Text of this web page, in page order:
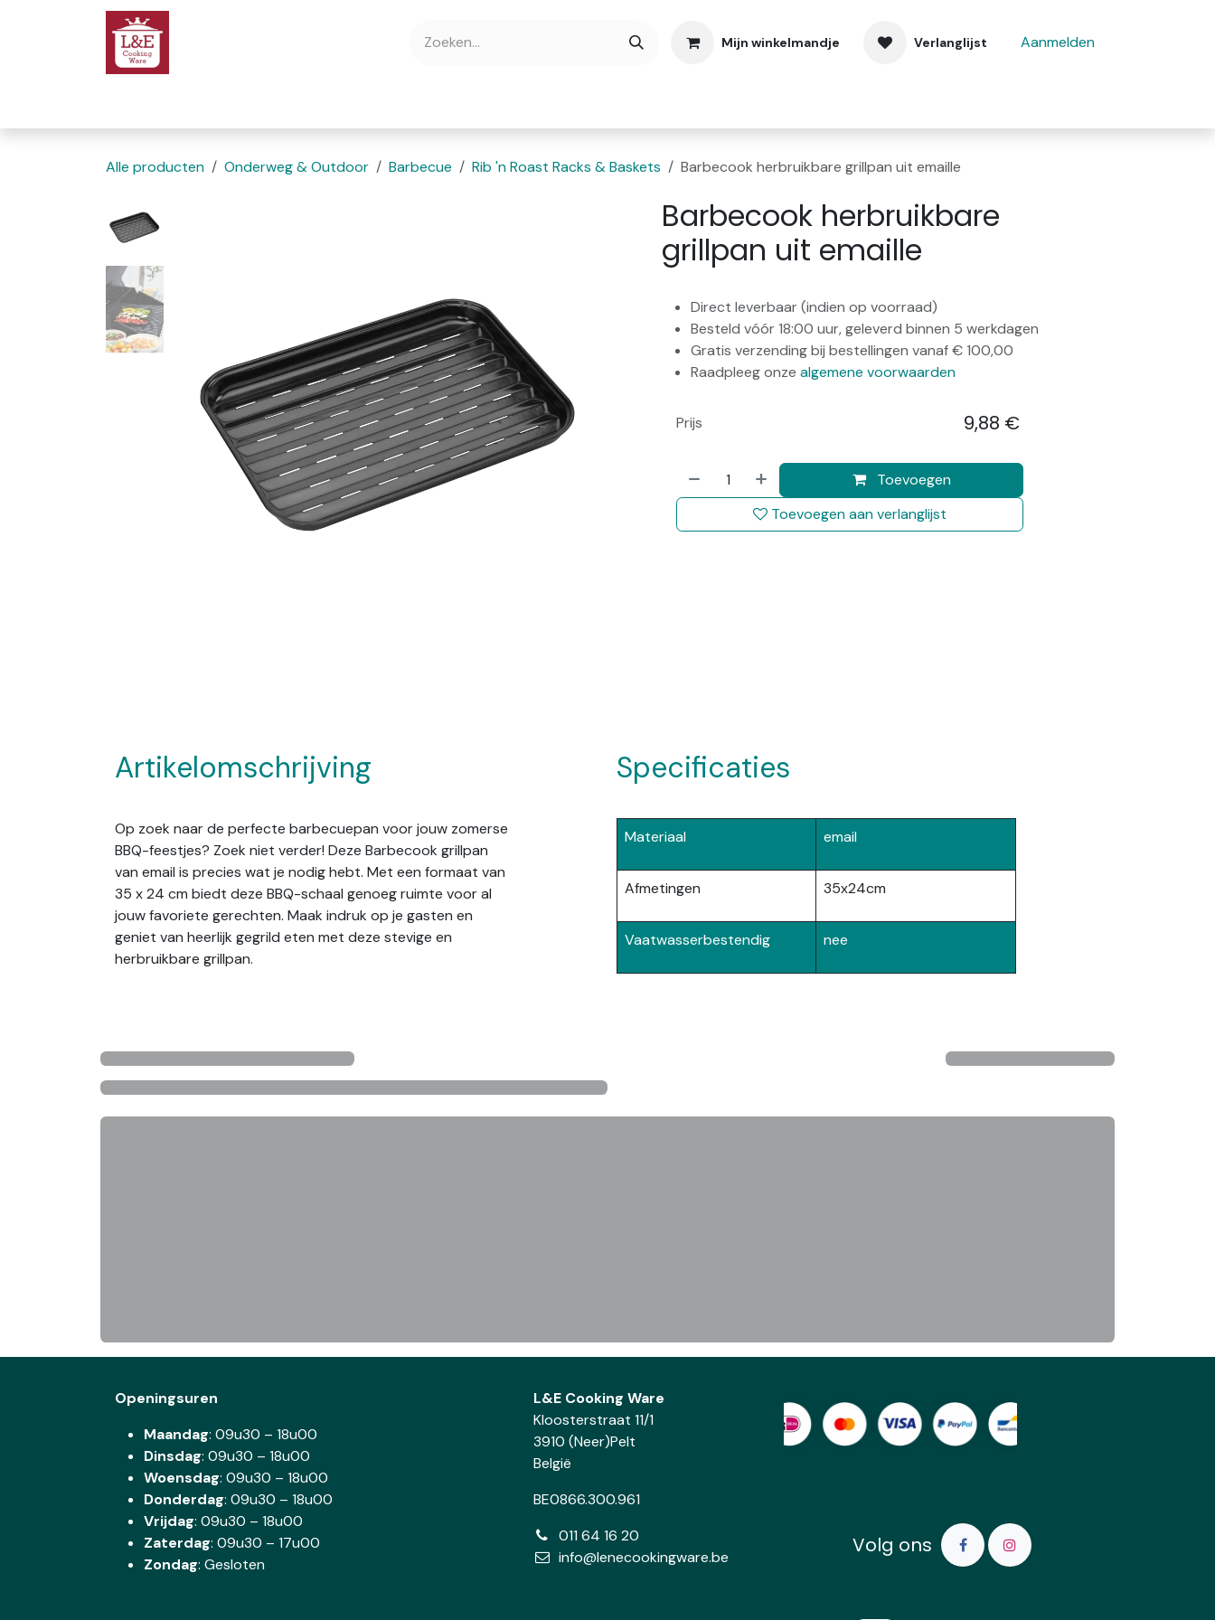
Overslaan naar inhoud
Mijn winkelmandje Verlanglijst Aanmelden
Alle producten Onderweg & Outdoor Barbecue Rib 'n Roast Racks & Baskets Barbecook herbruikbare grillpan uit emaille
Barbecook herbruikbare
grillpan uit emaille
Direct leverbaar (indien op voorraad)
Besteld vóór 18:00 uur, geleverd binnen 5 werkdagen
Gratis verzending bij bestellingen vanaf € 100,00
Raadpleeg onze algemene voorwaarden
Toevoegen
Toevoegen aan verlanglijst
Prijs 9,88 €
Artikelomschrijving
Op zoek naar de perfecte barbecuepan voor jouw zomerse
BBQ-feestjes? Zoek niet verder! Deze Barbecook grillpan
van email is precies wat je nodig hebt. Met een formaat van
35 x 24 cm biedt deze BBQ-schaal genoeg ruimte voor al
jouw favoriete gerechten. Maak indruk op je gasten en
geniet van heerlijk gegrild eten met deze stevige en
herbruikbare grillpan.
Specificaties
Materiaal email
Afmetingen 35x24cm
Vaatwasserbestendig nee
Openingsuren
Maandag: 09u30 – 18u00
Dinsdag: 09u30 – 18u00
Woensdag: 09u30 – 18u00
Donderdag: 09u30 – 18u00
Vrijdag: 09u30 – 18u00
Zaterdag: 09u30 – 17u00
Zondag: Gesloten
L&E Cooking Ware
Kloosterstraat 11/1
3910 (Neer)Pelt
België
BE0866.300.961
011 64 16 20
info@lenecookingware.be
Volg ons